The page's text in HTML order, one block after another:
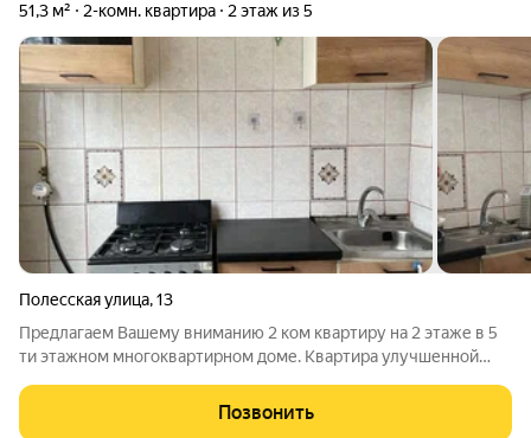
51,3 м² 2-комн. квартира 2 этаж из 5
Полесская улица,13
Предлагаем Вашему вниманию 2 ком квартиру на 2 этаже в 5
ти этажном многоквартирном доме. Квартира улучшенной
месторасположение квартиры, в шаговой доступности детсад,
школа, сеть торговых
Позвонить